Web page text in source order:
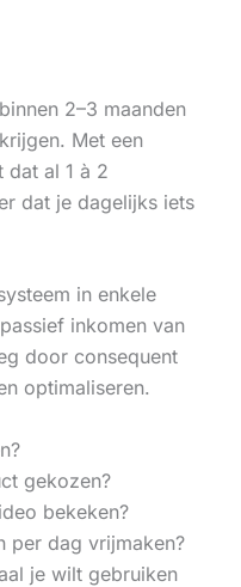
2–3 maanden
Met een
dat al 1 à 2
dat je dagelijks iets
in enkele
inkomen van
door consequent
optimaliseren.
gekozen?
bekeken?
per dag vrijmaken?
je wilt gebruiken